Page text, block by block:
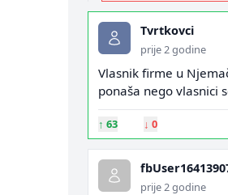
Tvrtkovci
prije 2 godine
Vlasnik firme u
ponaša nego vlasnici
↑ 63 ↓ 0
prije 2 godine